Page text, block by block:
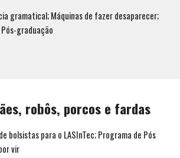
gramatical; Máquinas de fazer desaparecer;
graduação
robôs, porcos e fardas
bolsistas para o LASInTec; Programa de Pós
vir